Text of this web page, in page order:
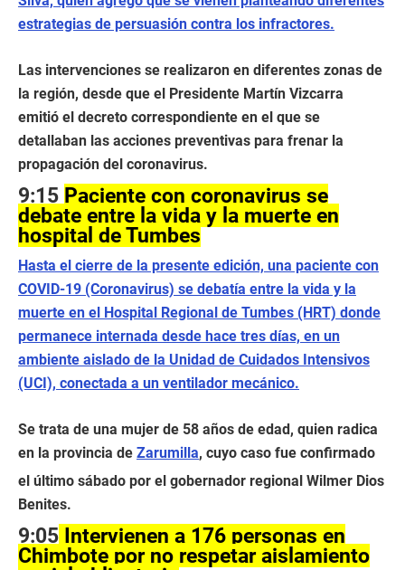
estrategias de persuasión contra los infractores.
Las intervenciones se realizaron en diferentes zonas de
la región, desde que el Presidente Martín Vizcarra
emitió el decreto correspondiente en el que se
detallaban las acciones preventivas para frenar la
propagación del coronavirus.
9:15 Paciente con coronavirus se
debate entre la vida y la muerte en
hospital de Tumbes
Hasta el cierre de la presente edición, una paciente con
COVID-19 (Coronavirus) se debatía entre la vida y la
muerte en el Hospital Regional de Tumbes (HRT) donde
permanece internada desde hace tres días, en un
ambiente aislado de la Unidad de Cuidados Intensivos
(UCI), conectada a un ventilador mecánico.
Se trata de una mujer de 58 años de edad, quien radica
en la provincia de Zarumilla, cuyo caso fue confirmado
el último sábado por el gobernador regional Wilmer Dios
Benites.
9:05 Intervienen a 176 personas en
Chimbote por no respetar aislamiento